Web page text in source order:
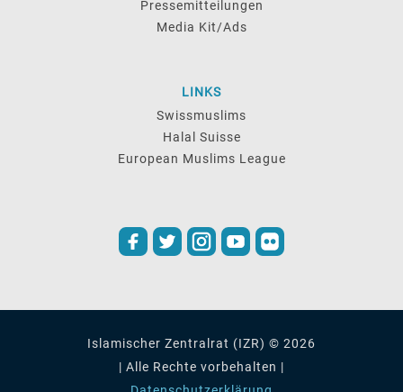
Pressemitteilungen
Media Kit/Ads
LINKS
Swissmuslims
Halal Suisse
European Muslims League
Islamischer Zentralrat (IZR) © 2026
| Alle Rechte vorbehalten |